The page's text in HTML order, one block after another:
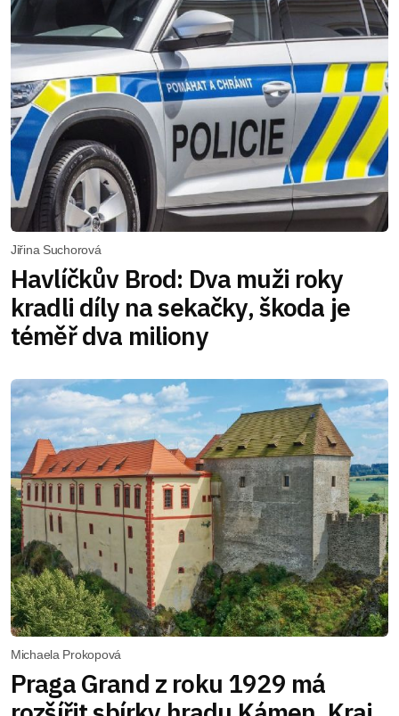
Jiřina Suchorová
Havlíčkův Brod: Dva muži roky
kradli díly na sekačky, škoda je
téměř dva miliony
Michaela Prokopová
Praga Grand z roku 1929 má